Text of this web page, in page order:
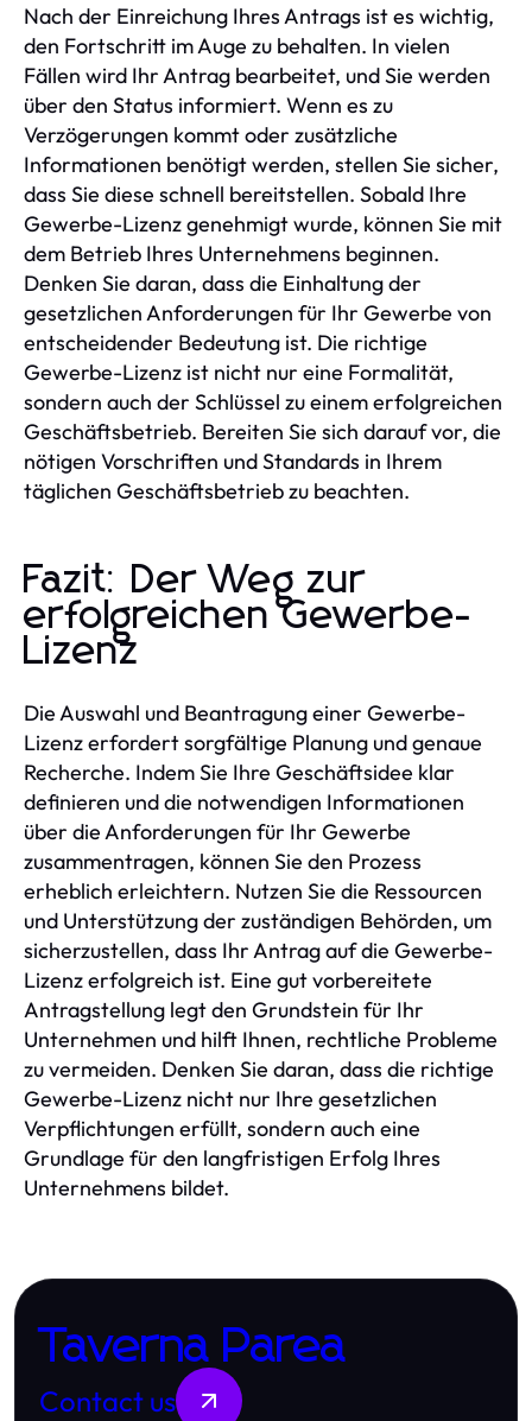
Nach der Einreichung Ihres Antrags ist es wichtig,
den Fortschritt im Auge zu behalten. In vielen
Fällen wird Ihr Antrag bearbeitet, und Sie werden
über den Status informiert. Wenn es zu
Verzögerungen kommt oder zusätzliche
Informationen benötigt werden, stellen Sie sicher,
dass Sie diese schnell bereitstellen. Sobald Ihre
Gewerbe-Lizenz genehmigt wurde, können Sie mit
dem Betrieb Ihres Unternehmens beginnen.
Denken Sie daran, dass die Einhaltung der
gesetzlichen Anforderungen für Ihr Gewerbe von
entscheidender Bedeutung ist. Die richtige
Gewerbe-Lizenz ist nicht nur eine Formalität,
sondern auch der Schlüssel zu einem erfolgreichen
Geschäftsbetrieb. Bereiten Sie sich darauf vor, die
nötigen Vorschriften und Standards in Ihrem
täglichen Geschäftsbetrieb zu beachten.
Fazit: Der Weg zur
erfolgreichen Gewerbe-
Lizenz
Die Auswahl und Beantragung einer Gewerbe-
Lizenz erfordert sorgfältige Planung und genaue
Recherche. Indem Sie Ihre Geschäftsidee klar
definieren und die notwendigen Informationen
über die Anforderungen für Ihr Gewerbe
zusammentragen, können Sie den Prozess
erheblich erleichtern. Nutzen Sie die Ressourcen
und Unterstützung der zuständigen Behörden, um
sicherzustellen, dass Ihr Antrag auf die Gewerbe-
Lizenz erfolgreich ist. Eine gut vorbereitete
Antragstellung legt den Grundstein für Ihr
Unternehmen und hilft Ihnen, rechtliche Probleme
zu vermeiden. Denken Sie daran, dass die richtige
Gewerbe-Lizenz nicht nur Ihre gesetzlichen
Verpflichtungen erfüllt, sondern auch eine
Grundlage für den langfristigen Erfolg Ihres
Unternehmens bildet.
Taverna Parea
Contact us